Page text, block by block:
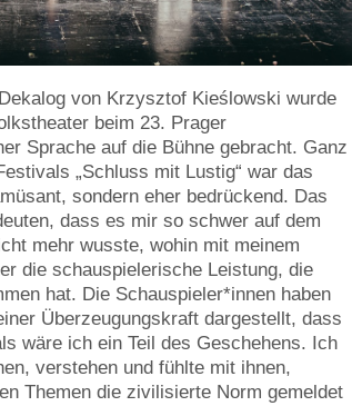
von Krzysztof Kieślowski wurde
beim 23. Prager
Sprache auf die Bühne gebracht. Ganz
„Schluss mit Lustig“ war das
sondern eher bedrückend. Das
dass es mir so schwer auf dem
mehr wusste, wohin mit meinem
die schauspielerische Leistung, die
hat. Die Schauspieler*innen haben
Überzeugungskraft dargestellt, dass
wäre ich ein Teil des Geschehens. Ich
verstehen und fühlte mit ihnen,
Themen die zivilisierte Norm gemeldet